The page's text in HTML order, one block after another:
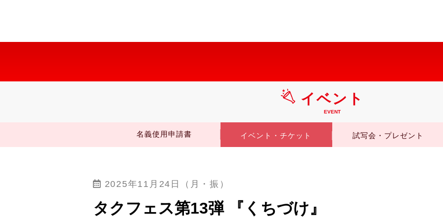
イベント
EVENT
名義使用申請書 イベント・チケット 試写会・プレゼント
2025年11月24日（月・振）
タクフェス第13弾 『くちづけ』